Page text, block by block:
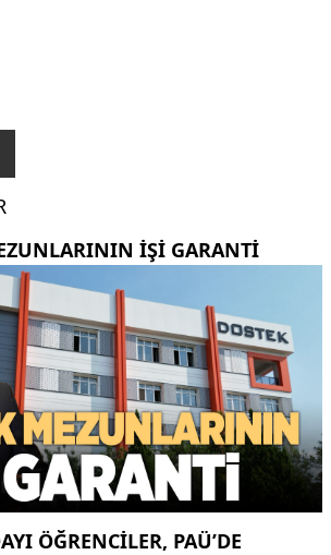
IŞI GARANTI
ÖĞRENCILER, PAÜ’DE